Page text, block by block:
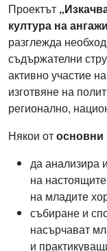
Проектът
култура на
разглежда
съдържателни
активно участие
изготвяне на
регионално,
Някои отосновни
да анализира
на
на младите
събиране и
насърчават
и